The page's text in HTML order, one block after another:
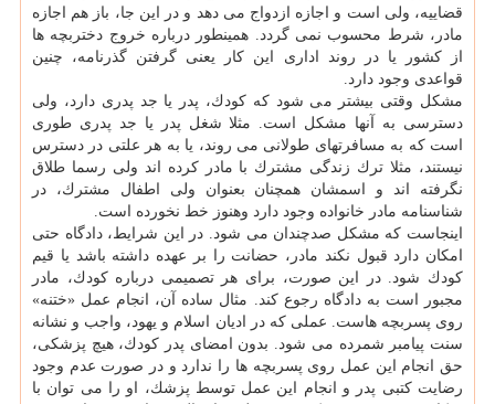
قضاییه، ولی است و اجازه ازدواج می دهد و در این جا، باز هم اجازه
مادر، شرط محسوب نمی گردد. همینطور درباره خروج دختربچه ها
از كشور یا در روند اداری این كار یعنی گرفتن گذرنامه، چنین
قواعدی وجود دارد.
مشكل وقتی بیشتر می شود كه كودك، پدر یا جد پدری دارد، ولی
دسترسی به آنها مشكل است. مثلا شغل پدر یا جد پدری طوری
است كه به مسافرتهای طولانی می روند، یا به هر علتی در دسترس
نیستند، مثلا ترك زندگی مشترك با مادر كرده اند ولی رسما طلاق
نگرفته اند و اسمشان همچنان بعنوان ولی اطفال مشترك، در
شناسنامه مادر خانواده وجود دارد وهنوز خط نخورده است.
اینجاست كه مشكل صدچندان می شود. در این شرایط، دادگاه حتی
امكان دارد قبول نكند مادر، حضانت را بر عهده داشته باشد یا قیم
كودك شود. در این صورت، برای هر تصمیمی درباره كودك، مادر
مجبور است به دادگاه رجوع كند. مثال ساده آن، انجام عمل «ختنه»
روی پسربچه هاست. عملی كه در ادیان اسلام و یهود، واجب و نشانه
سنت پیامبر شمرده می شود. بدون امضای پدر كودك، هیچ پزشكی،
حق انجام این عمل روی پسربچه ها را ندارد و در صورت عدم وجود
رضایت كتبی پدر و انجام این عمل توسط پزشك، او را می توان با